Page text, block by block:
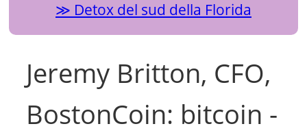
Detox del sud della Florida
Jeremy Britton, CFO,
BostonCoin: bitcoin -